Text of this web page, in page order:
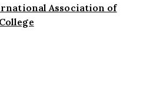
Association of